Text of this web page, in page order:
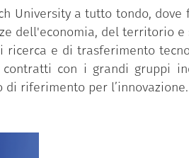
University a tutto tondo,
dell'economia, del territorio
ricerca e di trasferimento
con i grandi gruppi
di riferimento per l’innovazione.